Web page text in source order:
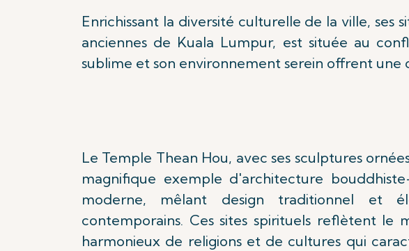
Enrichissant la diversité culturelle de la ville, ses
anciennes de Kuala Lumpur, est située au
sublime et son environnement serein offrent
Le Temple Thean Hou, avec ses sculptures
magnifique exemple d'architecture
moderne, mêlant design traditionnel et
contemporains. Ces sites spirituels reflètent le
harmonieux de religions et de cultures qui